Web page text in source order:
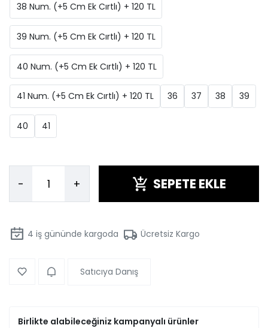
38 Num. (+5 Cm Ek Cırtlı) + 120 TL
39 Num. (+5 Cm Ek Cırtlı) + 120 TL
40 Num. (+5 Cm Ek Cırtlı) + 120 TL
41 Num. (+5 Cm Ek Cırtlı) + 120 TL 36 37 38 39
40 41
- + SEPETE EKLE
4 iş gününde kargoda Ücretsiz Kargo
Satıcıya Danış
Birlikte alabileceğiniz kampanyalı ürünler